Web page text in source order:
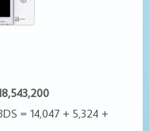
= 14,047 + 5,324 +